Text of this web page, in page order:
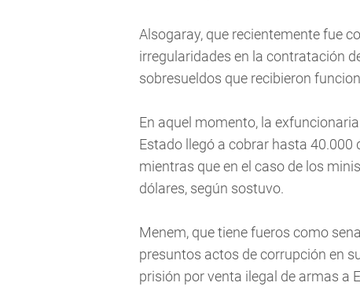
Alsogaray, que recientemente fue
irregularidades en la contratación
sobresueldos que recibieron
En aquel momento, la
Estado llegó a cobrar hasta
mientras que en el caso de los
dólares, según sostuvo.
Menem, que tiene fueros como
presuntos actos de corrupción en
prisión por venta ilegal de armas a